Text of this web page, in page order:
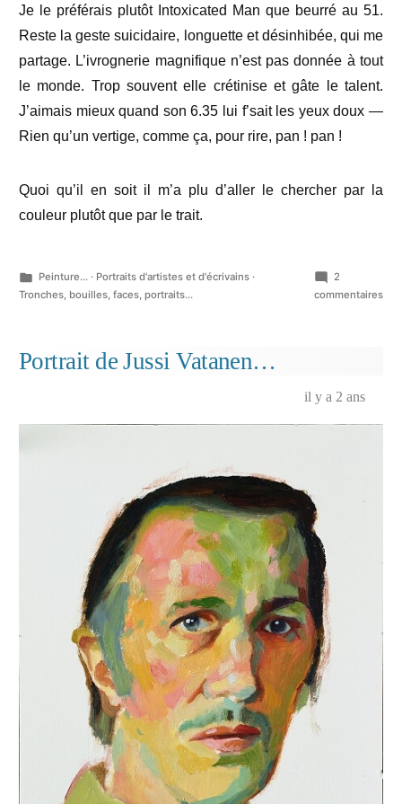
Je le préférais plutôt Intoxicated Man que beurré au 51.
Reste la geste suicidaire, longuette et désinhibée, qui me
partage. L’ivrognerie magnifique n’est pas donnée à tout
le monde. Trop souvent elle crétinise et gâte le talent.
J’aimais mieux quand son 6.35 lui f’sait les yeux doux —
Rien qu’un vertige, comme ça, pour rire, pan ! pan !
Quoi qu’il en soit il m’a plu d’aller le chercher par la
couleur plutôt que par le trait.
Publié
dans
Peinture... · Portraits d'artistes et d'écrivains·
Tronches, bouilles, faces, portraits...
2
commentairessur
Portrait de Jussi Vatanen…
il y a 2 ans